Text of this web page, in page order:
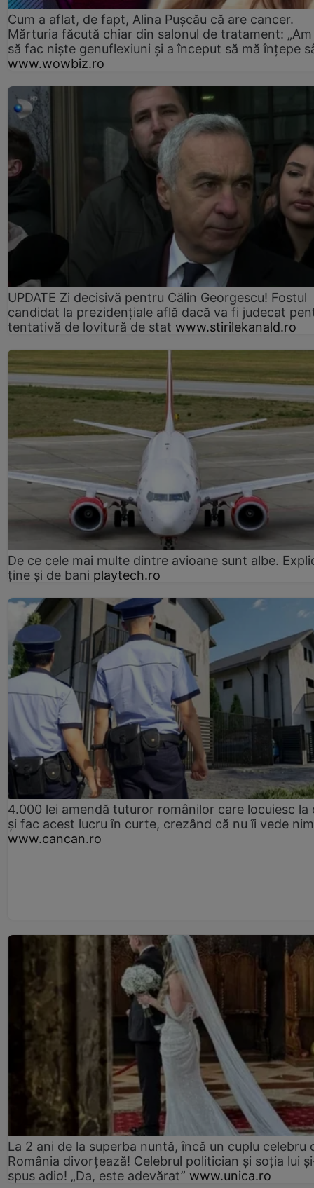
Cum a aflat, de fapt, Alina Pușcău că are cancer.
Mărturia făcută chiar din salonul de tratament:
să fac niște genuflexiuni și a început să mă înțepe
www.wowbiz.ro
UPDATE Zi decisivă pentru Călin Georgescu! Fostul
candidat la prezidențiale află dacă va fi judecat
tentativă de lovitură de stat www.stirilekanald.ro
De ce cele mai multe dintre avioane sunt albe.
ține și de bani playtech.ro
4.000 lei amendă tuturor românilor care locuiesc la
și fac acest lucru în curte, crezând că nu îi vede
www.cancan.ro
La 2 ani de la superba nuntă, încă un cuplu celebru
România divorțează! Celebrul politician și soția lui
spus adio! „Da, este adevărat” www.unica.ro